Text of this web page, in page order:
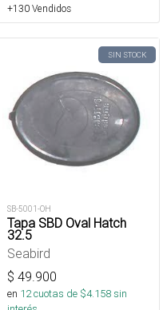
+130 Vendidos
SIN STOCK
SB-5001-OH
Tapa SBD Oval Hatch
32.5
Seabird
$ 49.900
en 12cuotas de $4.158sin